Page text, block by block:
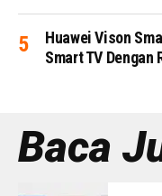
Huawei Vison
Smart TV Dengan
Baca